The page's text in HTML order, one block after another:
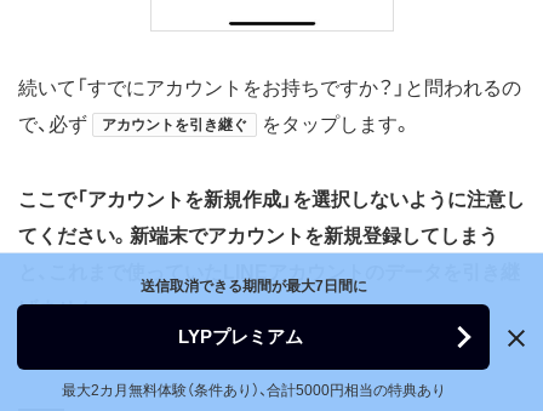
続いて「すでにアカウントをお持ちですか？」と問われるの
で、必ず
アカウントを引き継ぐ をタップします。
ここで「アカウントを新規作成」を選択しないように注意し
てください。新端末でアカウントを新規登録してしまう
げません。
送信取消できる期間が最大7日間に
LYPプレミアム
最大2カ月無料体験（条件あり）、合計5000円相当の特典あり